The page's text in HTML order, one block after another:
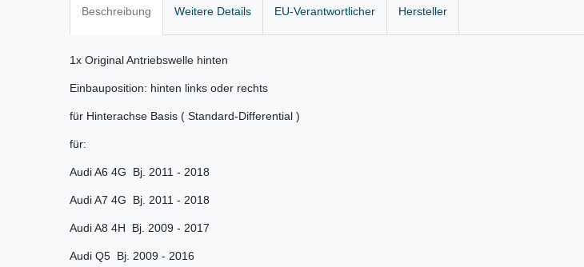
Beschreibung Weitere Details EU-Verantwortlicher Hersteller
1x Original Antriebswelle hinten
Einbauposition: hinten links oder rechts
für Hinterachse Basis ( Standard-Differential )
für:
Audi A6 4G Bj. 2011 - 2018
Audi A7 4G Bj. 2011 - 2018
Audi A8 4H Bj. 2009 - 2017
Audi Q5 Bj. 2009 - 2016